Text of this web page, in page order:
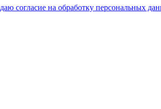
даю согласие на обработку персональных